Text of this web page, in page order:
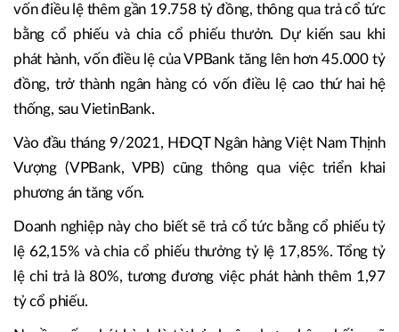
vốn điều lệ thêm gần 19.758 tỷ đồng, thông qua trả cổ tức
bằng cổ phiếu và chia cổ phiếu thưởn. Dự kiến sau khi
phát hành, vốn điều lệ của VPBank tăng lên hơn 45.000 tỷ
đồng, trở thành ngân hàng có vốn điều lệ cao thứ hai hệ
thống, sau VietinBank.
Vào đầu tháng 9/2021, HĐQT Ngân hàng Việt Nam Thịnh
Vượng (VPBank, VPB) cũng thông qua việc triển khai
phương án tăng vốn.
Doanh nghiệp này cho biết sẽ trả cổ tức bằng cổ phiếu tỷ
lệ 62,15% và chia cổ phiếu thưởng tỷ lệ 17,85%. Tổng tỷ
lệ chi trả là 80%, tương đương việc phát hành thêm 1,97
tỷ cổ phiếu.